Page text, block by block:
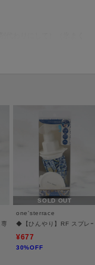
＊＊＊＊
単に追加できます。
知らせ！
クできます！
＊＊＊＊
用スムーザー
SOLD OUT
one'sterrace
◆【ひんやり】RF スプレ
¥677
30%OFF